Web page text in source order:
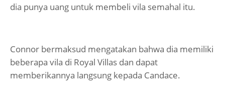
dia punya uang untuk membeli vila semahal itu.
Connor bermaksud mengatakan bahwa dia memiliki
beberapa vila di Royal Villas dan dapat
memberikannya langsung kepada Candace.